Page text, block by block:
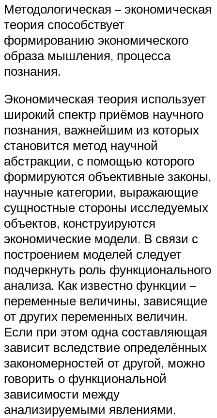
Методологическая – экономическая
теория способствует
формированию экономического
образа мышления, процесса
познания.
Экономическая теория использует
широкий спектр приёмов научного
познания, важнейшим из которых
становится метод научной
абстракции, с помощью которого
формируются объективные законы,
научные категории, выражающие
сущностные стороны исследуемых
объектов, конструируются
экономические модели. В связи с
построением моделей следует
подчеркнуть роль функционального
анализа. Как известно функции –
переменные величины, зависящие
от других переменных величин.
Если при этом одна составляющая
зависит вследствие определённых
закономерностей от другой, можно
говорить о функциональной
зависимости между
анализируемыми явлениями.